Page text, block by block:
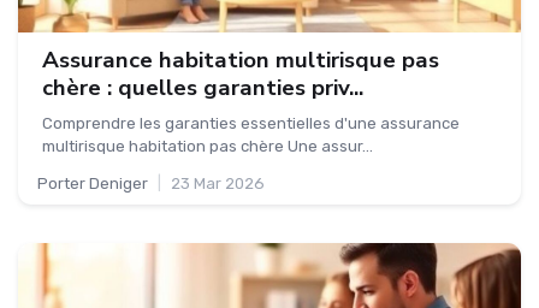
Assurance habitation multirisque pas
chère : quelles garanties priv...
Comprendre les garanties essentielles d'une assurance
multirisque habitation pas chère Une assur...
Porter Deniger 23 Mar 2026